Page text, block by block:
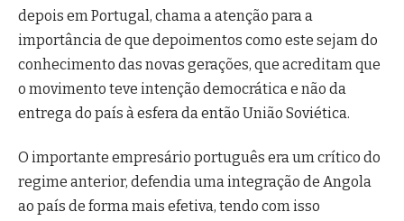
depois em Portugal, chama a atenção para a
importância de que depoimentos como este sejam do
conhecimento das novas gerações, que acreditam que
o movimento teve intenção democrática e não da
entrega do país à esfera da então União Soviética.
O importante empresário português era um crítico do
regime anterior, defendia uma integração de Angola
ao país de forma mais efetiva, tendo com isso